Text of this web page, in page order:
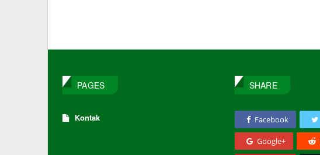
PAGES
Kontak
SHARE
Facebook
Google+